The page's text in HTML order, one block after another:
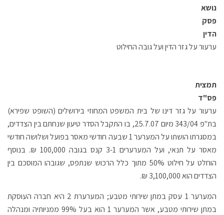
נושא
פסק
הדין
ערעור על גזר הדין ועל גובה החילוט
תמצית
פס"ד
ערעור על גזר דינו של בית המשפט המחוזי בירושלים (השופט שפירא)
בת"פ 343/04 מיום 25.7.07, בו התקבל הסדר טיעון שנחתם בין הצדדים,
במסגרתו הושתו על המערער 1 שבעה חודשי מאסר בפועל ושלושה חודשי
מאסר על תנאי, ועל המערערים 3-1 קנס בגובה 100,000 ₪. בנוסף
הוחלט על חילוט 50% מתוך כלל הרכוש שנתפס, שגובהו המוסכם בין
הצדדים הוא 3,100,000 ₪.
המערער 1 עסק במתן שירותי מטבע; המערערת 2 היא חברה העוסקת
במתן שירותי מטבע, אשר המערער 1 הוא בעל 99% ממניותיה ומנהלה